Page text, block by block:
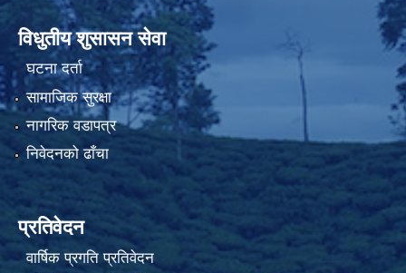
विधुतीय शुसासन सेवा
घटना दर्ता
सामाजिक सुरक्षा
नागरिक वडापत्र
निवेदनको ढाँचा
प्रतिवेदन
वार्षिक प्रगति प्रतिवेदन